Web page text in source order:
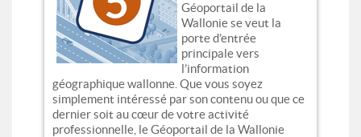
Géoportail de la
Wallonie se veut la
porte d’entrée
principale vers
l’information
géographique wallonne. Que vous soyez
simplement intéressé par son contenu ou que ce
dernier soit au cœur de votre activité
professionnelle, le Géoportail de la Wallonie